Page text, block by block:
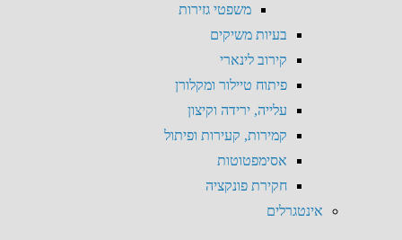
משפטי גזירות
בעיות משיקים
קירוב לינארי
פיתוח טיילור ומקלורן
עלייה, ירידה וקיצון
קמירות, קעירות ופיתול
אסימפטוטות
חקירת פונקציה
אינטגרלים